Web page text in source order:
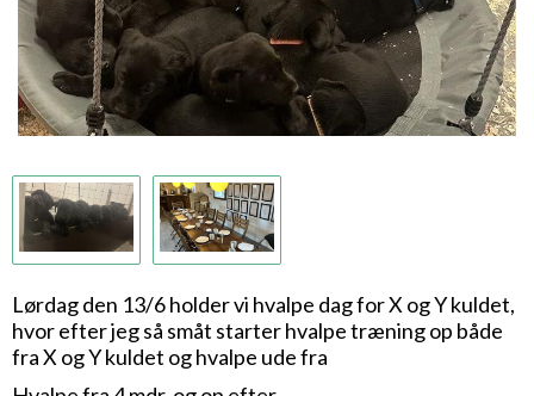
Lørdag den 13/6 holder vi hvalpe dag for X og Y kuldet,
hvor efter jeg så småt starter hvalpe træning op både
fra X og Y kuldet og hvalpe ude fra